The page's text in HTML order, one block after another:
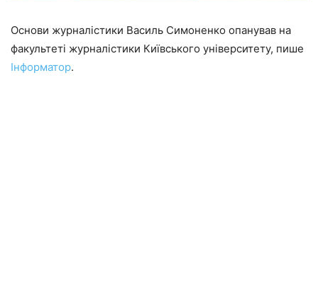
Основи журналістики Василь Симоненко опанував на
факультеті журналістики Київського університету, пише
Інформатор.